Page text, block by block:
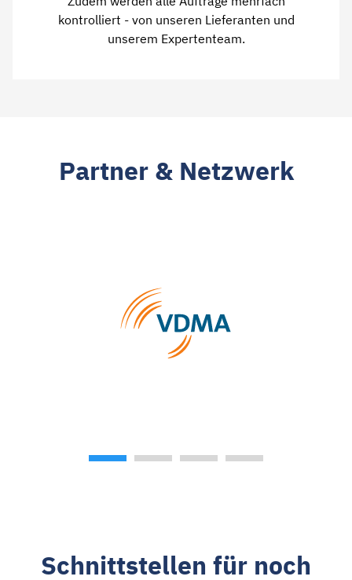
kontrolliert - von unseren Lieferanten und
unserem Expertenteam.
Partner & Netzwerk
Schnittstellen für noch